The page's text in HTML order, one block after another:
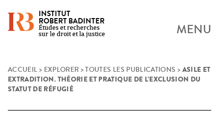
Skip
content
INSTITUT
ROBERT BADINTER
Études et recherches
sur le droit et la justice
MENU
ACCUEIL > EXPLORER >TOUTES LES PUBLICATIONS > ASILE ET
EXTRADITION. THÉORIE ET PRATIQUE DE L’EXCLUSION DU
STATUT DE RÉFUGIÉ